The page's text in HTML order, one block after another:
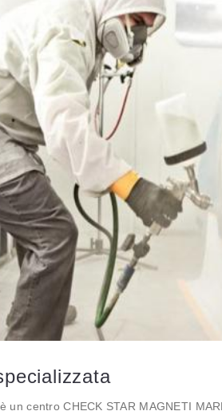
un centro CHECK STAR MAGNETI